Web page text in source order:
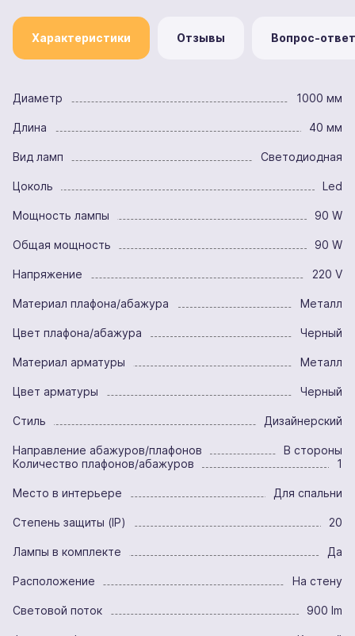
Характеристики Отзывы Вопрос-ответ
Диаметр 1000 мм
Длина 40 мм
Вид ламп Светодиодная
Цоколь Led
Мощность лампы 90 W
Общая мощность 90 W
Напряжение 220 V
Материал плафона/абажура Металл
Цвет плафона/абажура Черный
Материал арматуры Металл
Цвет арматуры Черный
Стиль Дизайнерский
Направление абажуров/плафонов
В стороны
Количество плафонов/абажуров
1
Место в интерьере Для спальни
Степень защиты (IP) 20
Лампы в комплекте Да
Расположение На стену
Световой поток 900 lm